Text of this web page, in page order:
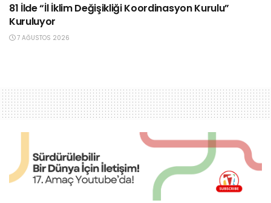
81 İlde “İl İklim Değişikliği Koordinasyon Kurulu”
Kuruluyor
7 AĞUSTOS 2026